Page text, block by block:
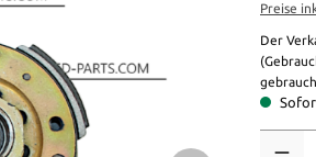
Preise
Der